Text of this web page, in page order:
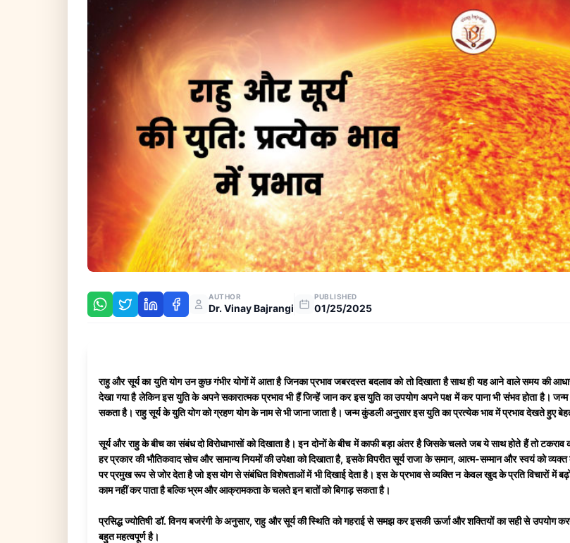
AUTHOR
Dr. Vinay Bajrangi
PUBLISHED
01/25/2025
राहु और सूर्य का युति योग उन कुछ गंभीर योगों में आता है जिनका प्रभाव जबरदस्त बदलाव को तो दिखाता है साथ ही यह आने वाले समय की
देखा गया है लेकिन इस युति के अपने सकारात्मक प्रभाव भी हैं जिन्हें जान कर इस युति का उपयोग अपने पक्ष में कर पाना भी संभव होता है।
सकता है। राहु सूर्य के युति योग को ग्रहण योग के नाम से भी जाना जाता है। जन्म कुंडली अनुसार इस युति का प्रत्येक भाव में प्रभाव देखते हुए
सूर्य और राहु के बीच का संबंध दो विरोधाभासों को दिखाता है। इन दोनों के बीच में काफी बड़ा अंतर है जिसके चलते जब ये साथ होते हैं तो
हर प्रकार की भौतिकवाद सोच और सामान्य नियमों की उपेक्षा को दिखाता है, इसके विपरीत सूर्य राजा के समान, आत्म-सम्मान और स्वयं को
पर प्रमुख रूप से जोर देता है जो इस योग से संबंधित विशेषताओं में भी दिखाई देता है। इस के प्रभाव से व्यक्ति न केवल खुद के प्रति विचारों में
काम नहीं कर पाता है बल्कि भ्रम और आक्रामकता के चलते इन बातों को बिगाड़ सकता है।
प्रसिद्ध ज्योतिषी डॉ. विनय बजरंगी के अनुसार, राहु और सूर्य की स्थिति को गहराई से समझ कर इसकी ऊर्जा और शक्तियों का सही से
बहुत महत्वपूर्ण है।